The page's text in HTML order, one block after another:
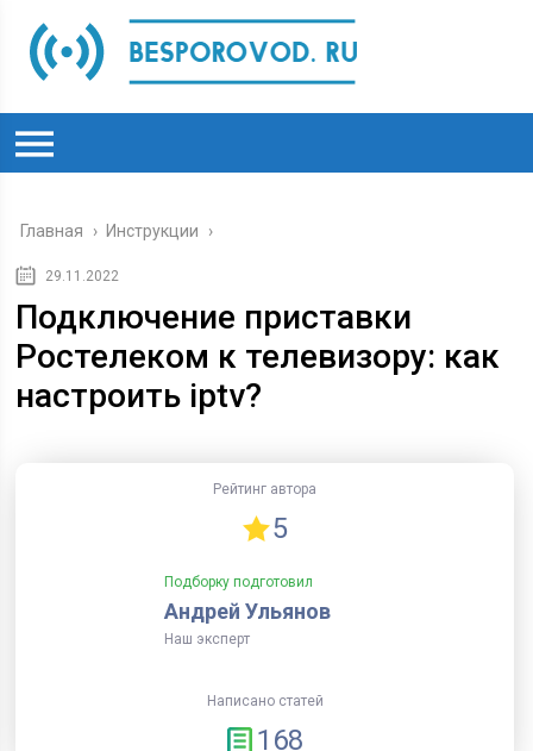
Главная › Инструкции ›
29.11.2022
Подключение приставки
Ростелеком к телевизору: как
настроить iptv?
Рейтинг автора
5
Подборку подготовил
Андрей Ульянов
Наш эксперт
Написано статей
168